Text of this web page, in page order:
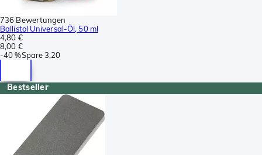
736 Bewertungen
Ballistol Universal-Öl, 50 ml
4,80 €
8,00 €
-40 %Spare3,20
Bestseller